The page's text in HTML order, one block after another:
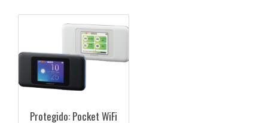
Protegido: Pocket WiFi